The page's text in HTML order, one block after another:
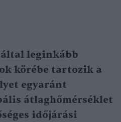
leginkább
körébe tartozik a
egyaránt
átlaghőmérséklet
időjárási